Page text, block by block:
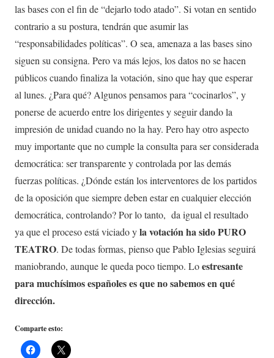
las bases con el fin de “dejarlo todo atado”. Si votan en sentido
contrario a su postura, tendrán que asumir las
“responsabilidades políticas”. O sea, amenaza a las bases sino
siguen su consigna. Pero va más lejos, los datos no se hacen
públicos cuando finaliza la votación, sino que hay que esperar
al lunes. ¿Para qué? Algunos pensamos para “cocinarlos”, y
ponerse de acuerdo entre los dirigentes y seguir dando la
impresión de unidad cuando no la hay. Pero hay otro aspecto
muy importante que no cumple la consulta para ser considerada
democrática: ser transparente y controlada por las demás
fuerzas políticas. ¿Dónde están los interventores de los partidos
de la oposición que siempre deben estar en cualquier elección
democrática, controlando? Por lo tanto, da igual el resultado
ya que el proceso está viciado yla votación ha sido PURO
TEATRO. De todas formas, pienso que Pablo Iglesias seguirá
maniobrando, aunque le queda poco tiempo. Loestresante
para muchísimos españoles es que no sabemos en qué
dirección.
Comparte esto: